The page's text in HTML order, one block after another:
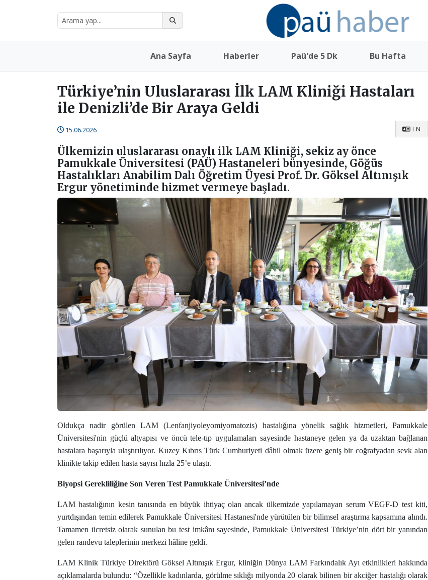
Ana Sayfa Haberler Paü'de 5 Dk Bu Hafta
Türkiye’nin Uluslararası İlk LAM Kliniği Hastaları
ile Denizli’de Bir Araya Geldi
15.06.2026 EN
Ülkemizin uluslararası onaylı ilk LAM Kliniği, sekiz ay önce
Pamukkale Üniversitesi (PAÜ) Hastaneleri bünyesinde, Göğüs
Hastalıkları Anabilim Dalı Öğretim Üyesi Prof. Dr. Göksel Altınışık
Ergur yönetiminde hizmet vermeye başladı.
Oldukça nadir görülen LAM (Lenfanjiyoleyomiyomatozis) hastalığına yönelik sağlık hizmetleri, Pamukkale
Üniversitesi'nin güçlü altyapısı ve öncü tele-tıp uygulamaları sayesinde hastaneye gelen ya da uzaktan bağlanan
hastalara başarıyla ulaştırılıyor. Kuzey Kıbrıs Türk Cumhuriyeti dâhil olmak üzere geniş bir coğrafyadan sevk alan
klinikte takip edilen hasta sayısı hızla 25’e ulaştı.
Biyopsi Gerekliliğine Son Veren Test Pamukkale Üniversitesi’nde
LAM hastalığının kesin tanısında en büyük ihtiyaç olan ancak ülkemizde yapılamayan serum VEGF-D test kiti,
yurtdışından temin edilerek Pamukkale Üniversitesi Hastanesi'nde yürütülen bir bilimsel araştırma kapsamına alındı.
Tamamen ücretsiz olarak sunulan bu test imkânı sayesinde, Pamukkale Üniversitesi Türkiye’nin dört bir yanından
gelen randevu taleplerinin merkezi hâline geldi.
LAM Klinik Türkiye Direktörü Göksel Altınışık Ergur, kliniğin Dünya LAM Farkındalık Ayı etkinlikleri hakkında
açıklamalarda bulundu: “Özellikle kadınlarda, görülme sıklığı milyonda 20 olarak bilinen bir akciğer hastalığı olarak